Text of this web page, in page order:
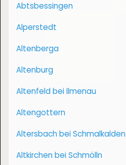
Abtsbessingen
Alperstedt
Altenberga
Altenburg
Altenfeld bei Ilmenau
Altengottern
Altersbach bei Schmalkalden
Altkirchen bei Schmölln